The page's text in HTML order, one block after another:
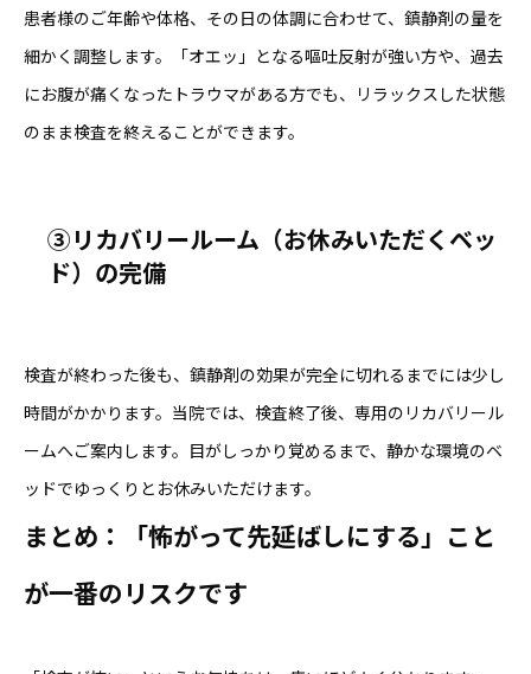
患者様のご年齢や体格、その日の体調に合わせて、鎮静剤の量を
細かく調整します。「オエッ」となる嘔吐反射が強い方や、過去
にお腹が痛くなったトラウマがある方でも、リラックスした状態
のまま検査を終えることができます。
③リカバリールーム（お休みいただくベッ
ド）の完備
検査が終わった後も、鎮静剤の効果が完全に切れるまでには少し
時間がかかります。当院では、検査終了後、専用のリカバリール
ームへご案内します。目がしっかり覚めるまで、静かな環境のベ
ッドでゆっくりとお休みいただけます。
まとめ：「怖がって先延ばしにする」こと
が一番のリスクです